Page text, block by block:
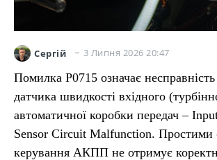
Сергій 3 Липня 2026 20:47
Помилка P0715 означає
датчика швидкості вхідного
автоматичної коробки передач –
Sensor Circuit Malfunction. Простими
керування АКПП не отримує